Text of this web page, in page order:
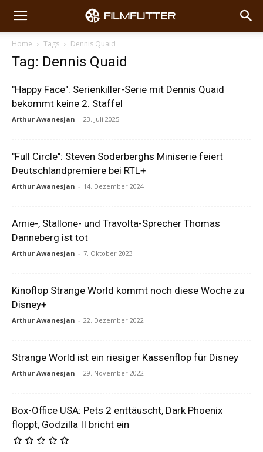
Home Tags Dennis Quaid
Tag: Dennis Quaid
"Happy Face": Serienkiller-Serie mit Dennis Quaid
bekommt keine 2. Staffel
Arthur Awanesjan - 23. Juli 2025
"Full Circle": Steven Soderberghs Miniserie feiert
Deutschlandpremiere bei RTL+
Arthur Awanesjan - 14. Dezember 2024
Arnie-, Stallone- und Travolta-Sprecher Thomas
Danneberg ist tot
Arthur Awanesjan - 7. Oktober 2023
Kinoflop Strange World kommt noch diese Woche zu
Disney+
Arthur Awanesjan - 22. Dezember 2022
Strange World ist ein riesiger Kassenflop für Disney
Arthur Awanesjan - 29. November 2022
Box-Office USA: Pets 2 enttäuscht, Dark Phoenix
floppt, Godzilla II bricht ein